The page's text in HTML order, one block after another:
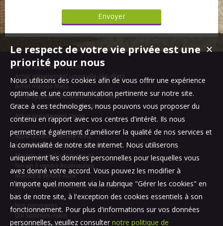
Achat appartement Metz
Achat appartement Longeville-lès-Metz
Achat maison Metz
Achat appartement Moulins-lès-Metz
Achat maison Moulins-lès-Metz
Achat appartement Verny
Appartement à vendre Metz
Maison à vendre Coin-sur-Seille
Maison à vendre Bazoncourt
Terrain à vendre Rozérieulles
Maison à vendre Aube
Maison à vendre Courcelles-sur-Nied
Nos Honoraires
Qui sommes-nous
✕
Le respect de votre vie privée est une
priorité pour nous
Nous utilisons des cookies afin de vous offrir une expérience
optimale et une communication pertinente sur notre site.
Grace à ces technologies, nous pouvons vous proposer du
contenu en rapport avec vos centres d'intérêt. Ils nous
permettent également d'améliorer la qualité de nos services et
la convivialité de notre site internet. Nous utiliserons
uniquement les données personnelles pour lesquelles vous
avez donné votre accord. Vous pouvez les modifier à
n'importe quel moment via la rubrique "Gérer les cookies" en
bas de notre site, à l'exception des cookies essentiels à son
fonctionnement. Pour plus d'informations sur vos données
personnelles, veuillez consulter notre politique de